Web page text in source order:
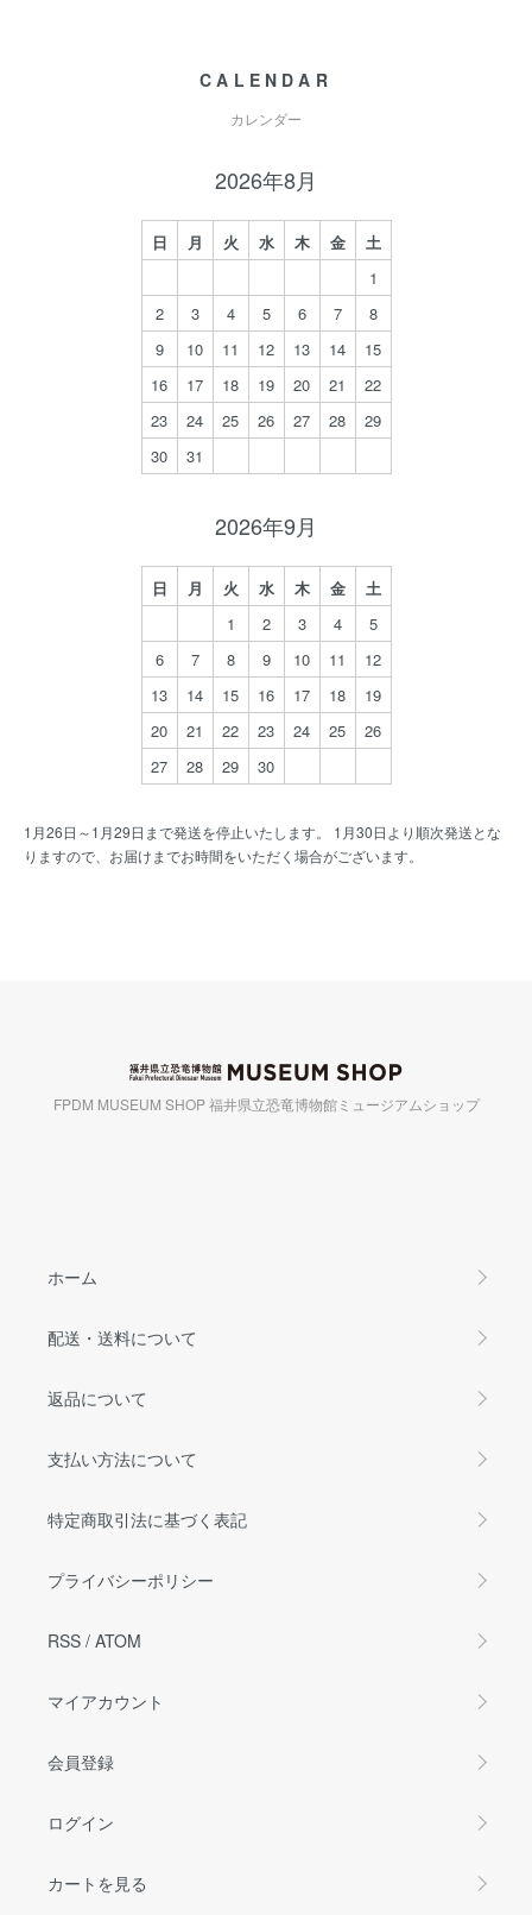
CALENDAR
カレンダー
2026年8月
日 月 火 水 木 金
土
1
2
3 4 5 6 7
8
9
10 11 12 13 14
15
16
17 18 19 20 21
22
23
24 25 26 27 28
29
30
31
2026年9月
日 月 火 水 木 金
土
1
2 3 4
5
6
7 8 9 10 11
12
13
14 15 16 17 18
19
20
21 22 23 24 25
26
27
28 29 30
1月26日～1月29日まで発送を停止いたします。 1月30日より順次発送とな
りますので、お届けまでお時間をいただく場合がございます。
FPDM MUSEUM SHOP 福井県立恐竜博物館ミュージアムショップ
ホーム
配送・送料について
返品について
支払い方法について
特定商取引法に基づく表記
プライバシーポリシー
RSS / ATOM
マイアカウント
会員登録
ログイン
カートを見る